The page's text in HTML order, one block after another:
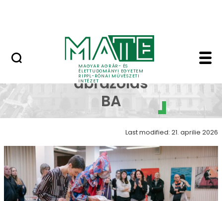
MAGYAR AGRÁR- ÉS
ÉLETTUDOMÁNYI EGYETEM
RIPPL-RÓNAI MŰVÉSZETI
INTÉZET
Képi ábrázolás
Képi
ábrázolás
BA
Last modified: 21. aprilie 2026